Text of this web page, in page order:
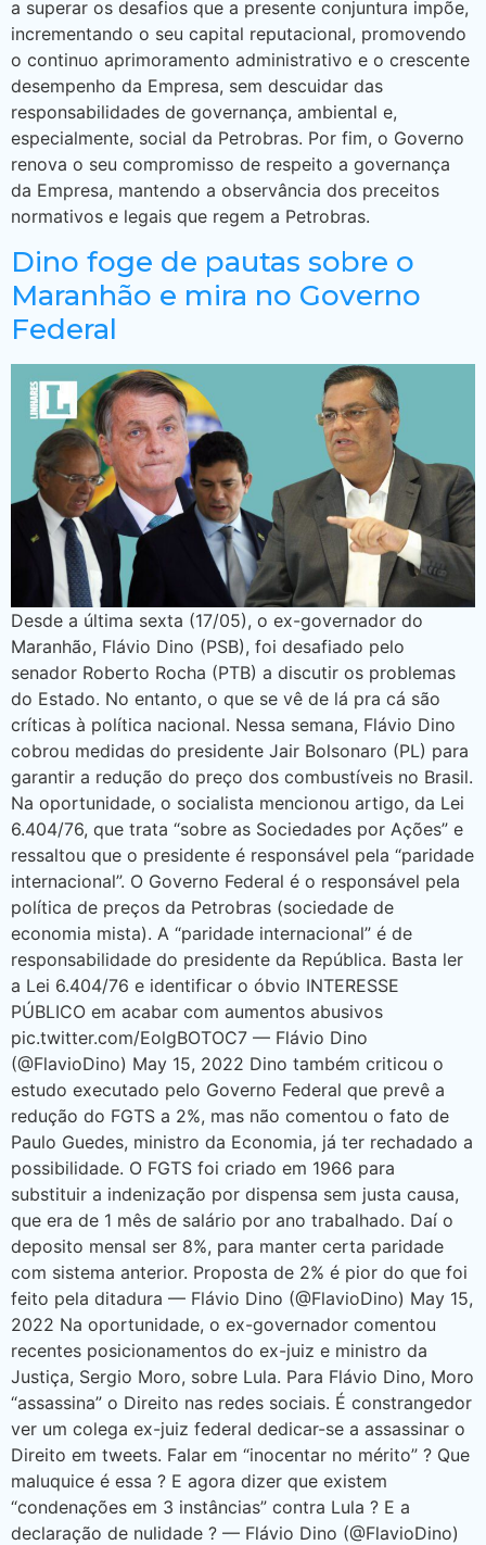
a superar os desafios que a presente conjuntura impõe,
incrementando o seu capital reputacional, promovendo
o continuo aprimoramento administrativo e o crescente
desempenho da Empresa, sem descuidar das
responsabilidades de governança, ambiental e,
especialmente, social da Petrobras. Por fim, o Governo
renova o seu compromisso de respeito a governança
da Empresa, mantendo a observância dos preceitos
normativos e legais que regem a Petrobras.
Dino foge de pautas sobre o
Maranhão e mira no Governo
Federal
Desde a última sexta (17/05), o ex-governador do
Maranhão, Flávio Dino (PSB), foi desafiado pelo
senador Roberto Rocha (PTB) a discutir os problemas
do Estado. No entanto, o que se vê de lá pra cá são
críticas à política nacional. Nessa semana, Flávio Dino
cobrou medidas do presidente Jair Bolsonaro (PL) para
garantir a redução do preço dos combustíveis no Brasil.
Na oportunidade, o socialista mencionou artigo, da Lei
6.404/76, que trata “sobre as Sociedades por Ações” e
ressaltou que o presidente é responsável pela “paridade
internacional”. O Governo Federal é o responsável pela
política de preços da Petrobras (sociedade de
economia mista). A “paridade internacional” é de
responsabilidade do presidente da República. Basta ler
a Lei 6.404/76 e identificar o óbvio INTERESSE
PÚBLICO em acabar com aumentos abusivos
pic.twitter.com/EolgBOTOC7 — Flávio Dino
(@FlavioDino) May 15, 2022 Dino também criticou o
estudo executado pelo Governo Federal que prevê a
redução do FGTS a 2%, mas não comentou o fato de
Paulo Guedes, ministro da Economia, já ter rechadado a
possibilidade. O FGTS foi criado em 1966 para
substituir a indenização por dispensa sem justa causa,
que era de 1 mês de salário por ano trabalhado. Daí o
deposito mensal ser 8%, para manter certa paridade
com sistema anterior. Proposta de 2% é pior do que foi
feito pela ditadura — Flávio Dino (@FlavioDino) May 15,
2022 Na oportunidade, o ex-governador comentou
recentes posicionamentos do ex-juiz e ministro da
Justiça, Sergio Moro, sobre Lula. Para Flávio Dino, Moro
“assassina” o Direito nas redes sociais. É constrangedor
ver um colega ex-juiz federal dedicar-se a assassinar o
Direito em tweets. Falar em “inocentar no mérito” ? Que
maluquice é essa ? E agora dizer que existem
“condenações em 3 instâncias” contra Lula ? E a
declaração de nulidade ? — Flávio Dino (@FlavioDino)